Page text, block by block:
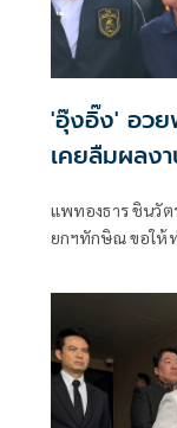
'อุ๊งอิ๊ง' อว
เคยลืมผลง
แพทองธาร ชินวั
ยกฯทักษิณ ขอให้